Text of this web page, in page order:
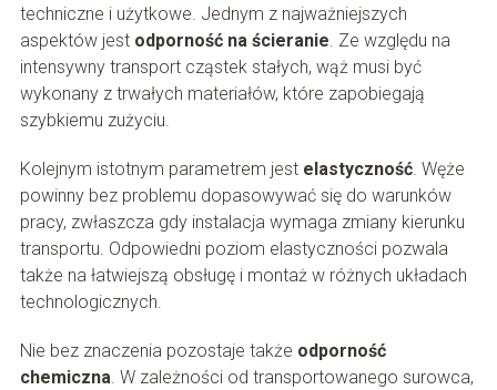
techniczne i użytkowe. Jednym z najważniejszych
aspektów jest odporność na ścieranie. Ze względu na
intensywny transport cząstek stałych, wąż musi być
wykonany z trwałych materiałów, które zapobiegają
szybkiemu zużyciu.
Kolejnym istotnym parametrem jest elastyczność. Węże
powinny bez problemu dopasowywać się do warunków
pracy, zwłaszcza gdy instalacja wymaga zmiany kierunku
transportu. Odpowiedni poziom elastyczności pozwala
także na łatwiejszą obsługę i montaż w różnych układach
technologicznych.
Nie bez znaczenia pozostaje także odporność
chemiczna. W zależności od transportowanego surowca,